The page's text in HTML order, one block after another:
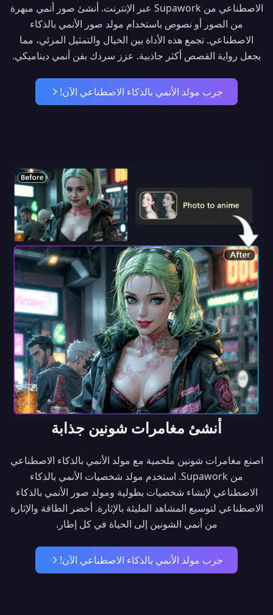
الاصطناعي من Supawork عبر الإنترنت. أنشئ صور أنمي مبهرة
من الصور أو نصوص باستخدام مولد صور الأنمي بالذكاء
الاصطناعي. تجمع هذه الأداة بين الخيال والتمثيل المرئي، مما
يجعل رواية القصص أكثر جاذبية. عزز سردك بفن أنمي ديناميكي.
جرب مولد الأنمي بالذكاء الاصطناعي الآن!
أنشئ مغامرات شونين جذابة
اصنع مغامرات شونين ملحمية مع مولد الأنمي بالذكاء الاصطناعي
من Supawork. استخدم مولد شخصيات الأنمي بالذكاء
الاصطناعي لإنشاء شخصيات بطولية ومولد صور الأنمي بالذكاء
الاصطناعي لتوسيع المشاهد المليئة بالإثارة. أحضر الطاقة والإثارة
من أنمي الشونين إلى الحياة في كل إطار.
جرب مولد الأنمي بالذكاء الاصطناعي الآن!